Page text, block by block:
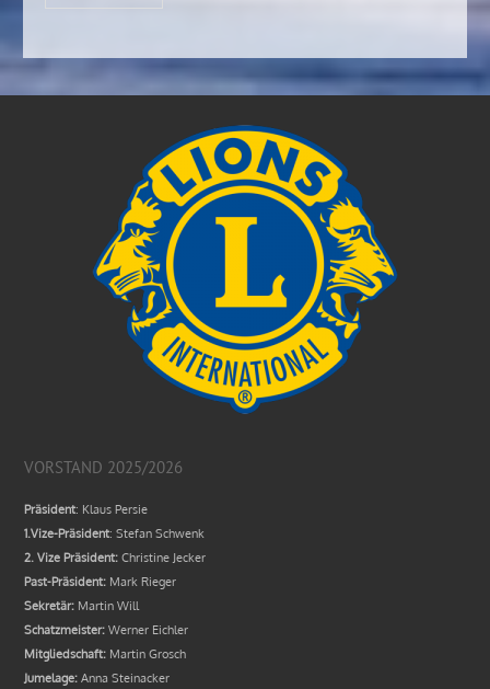
VORSTAND 2025/2026
Präsident: Klaus Persie
1.Vize-Präsident: Stefan Schwenk
2. Vize Präsident: Christine Jecker
Past-Präsident: Mark Rieger
Sekretär: Martin Will
Schatzmeister: Werner Eichler
Mitgliedschaft: Martin Grosch
Jumelage: Anna Steinacker